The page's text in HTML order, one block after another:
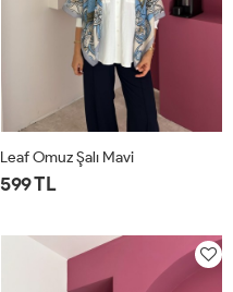
Leaf Omuz Şalı Mavi
599 TL